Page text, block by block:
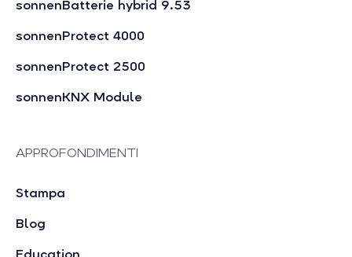
sonnenBatterie hybrid 9.53
sonnenProtect 4000
sonnenProtect 2500
sonnenKNX Module
APPROFONDIMENTI
Stampa
Blog